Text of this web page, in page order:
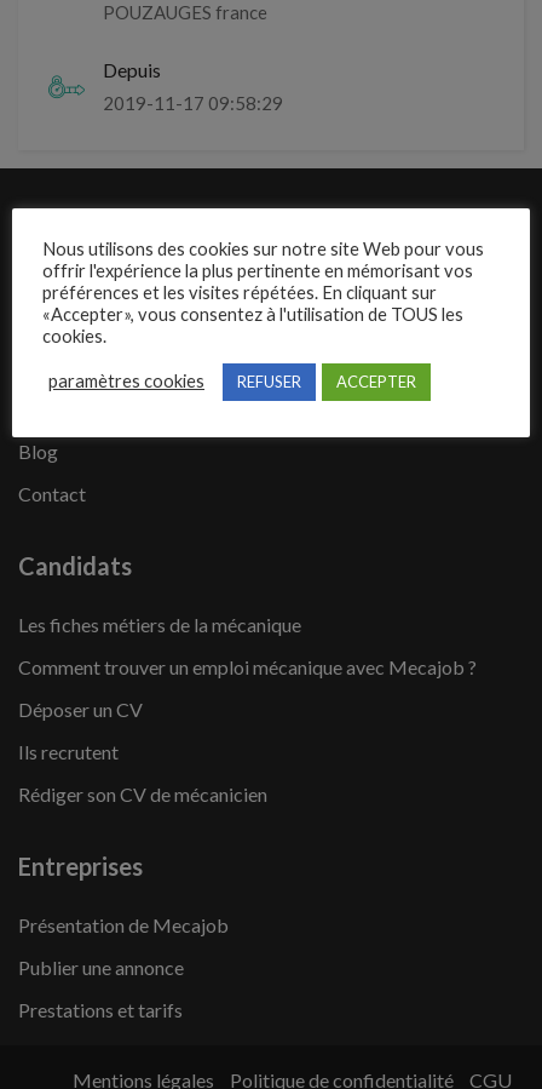
POUZAUGES france
Depuis
2019-11-17 09:58:29
Présentation de Mecajob
Publier une annonce
Blog
Contact
Candidats
Les fiches métiers de la mécanique
Comment trouver un emploi mécanique avec Mecajob ?
Déposer un CV
Ils recrutent
Rédiger son CV de mécanicien
Entreprises
Présentation de Mecajob
Publier une annonce
Prestations et tarifs
Mentions légales Politique de confidentialité CGU
Nous utilisons des cookies sur notre site Web pour vous
offrir l'expérience la plus pertinente en mémorisant vos
préférences et les visites répétées. En cliquant sur
«Accepter», vous consentez à l'utilisation de TOUS les
cookies.
paramètres cookies REFUSER ACCEPTER